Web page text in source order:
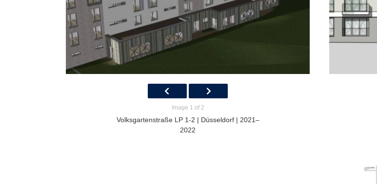
Image 1 of 2
Volksgartenstraße LP 1-2 | Düsseldorf | 2021–
2022